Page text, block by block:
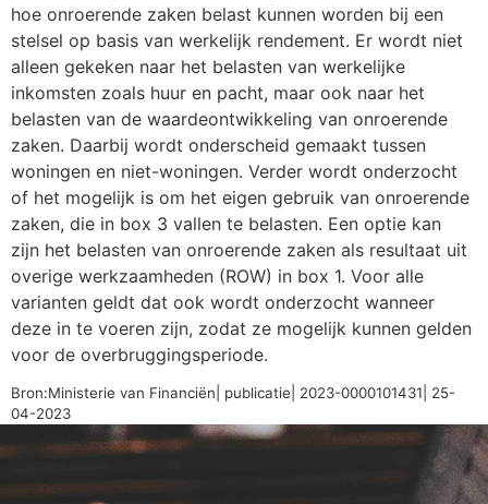
hoe onroerende zaken belast kunnen worden bij een
stelsel op basis van werkelijk rendement. Er wordt niet
alleen gekeken naar het belasten van werkelijke
inkomsten zoals huur en pacht, maar ook naar het
belasten van de waardeontwikkeling van onroerende
zaken. Daarbij wordt onderscheid gemaakt tussen
woningen en niet-woningen. Verder wordt onderzocht
of het mogelijk is om het eigen gebruik van onroerende
zaken, die in box 3 vallen te belasten. Een optie kan
zijn het belasten van onroerende zaken als resultaat uit
overige werkzaamheden (ROW) in box 1. Voor alle
varianten geldt dat ook wordt onderzocht wanneer
deze in te voeren zijn, zodat ze mogelijk kunnen gelden
voor de overbruggingsperiode.
Bron:Ministerie van Financiën| publicatie| 2023-0000101431| 25-
04-2023